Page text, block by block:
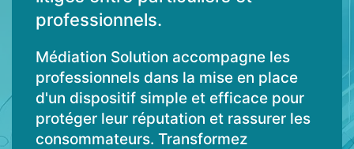
professionnels.
Médiation Solution accompagne les
professionnels dans la mise en place
d'un dispositif simple et efficace pour
protéger leur réputation et rassurer les
consommateurs. Transformez